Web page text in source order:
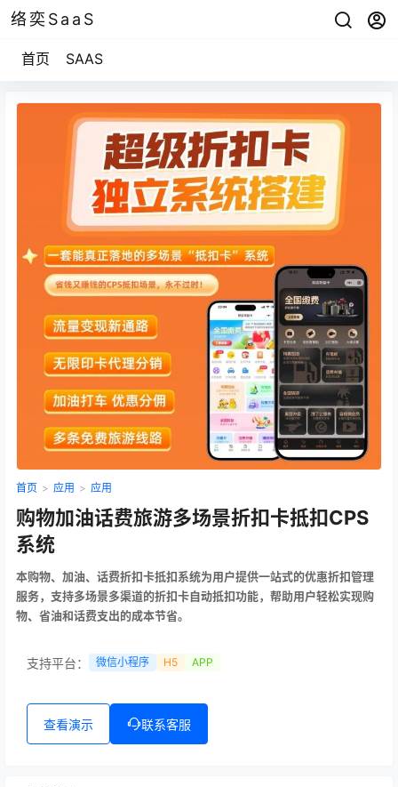
络奕SaaS
首页 SAAS
首页 > 应用 > 应用
购物加油话费旅游多场景折扣卡抵扣CPS
系统
本购物、加油、话费折扣卡抵扣系统为用户提供一站式的优惠折扣管理
服务，支持多场景多渠道的折扣卡自动抵扣功能，帮助用户轻松实现购
物、省油和话费支出的成本节省。
支持平台： 微信小程序 H5 APP
查看演示 联系客服